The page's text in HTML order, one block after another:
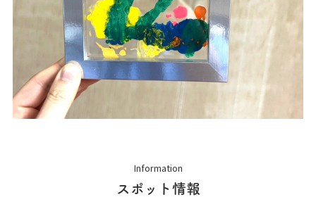
Information
スポット情報